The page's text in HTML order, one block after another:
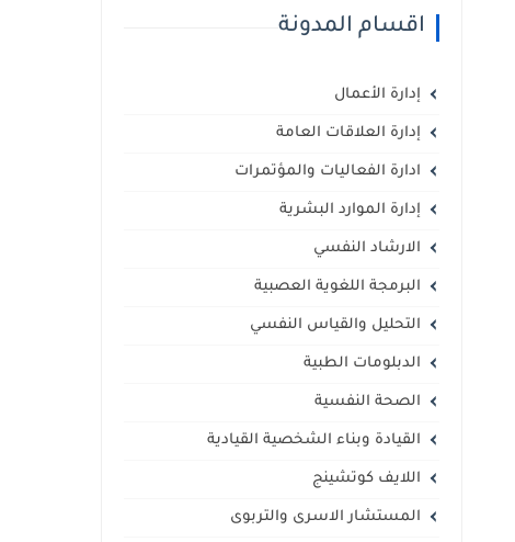
اقسام المدونة
إدارة الأعمال
إدارة العلاقات العامة
ادارة الفعاليات والمؤتمرات
إدارة الموارد البشرية
الارشاد النفسي
البرمجة اللغوية العصبية
التحليل والقياس النفسي
الدبلومات الطبية
الصحة النفسية
القيادة وبناء الشخصية القيادية
اللايف كوتشينج
المستشار الاسرى والتربوى